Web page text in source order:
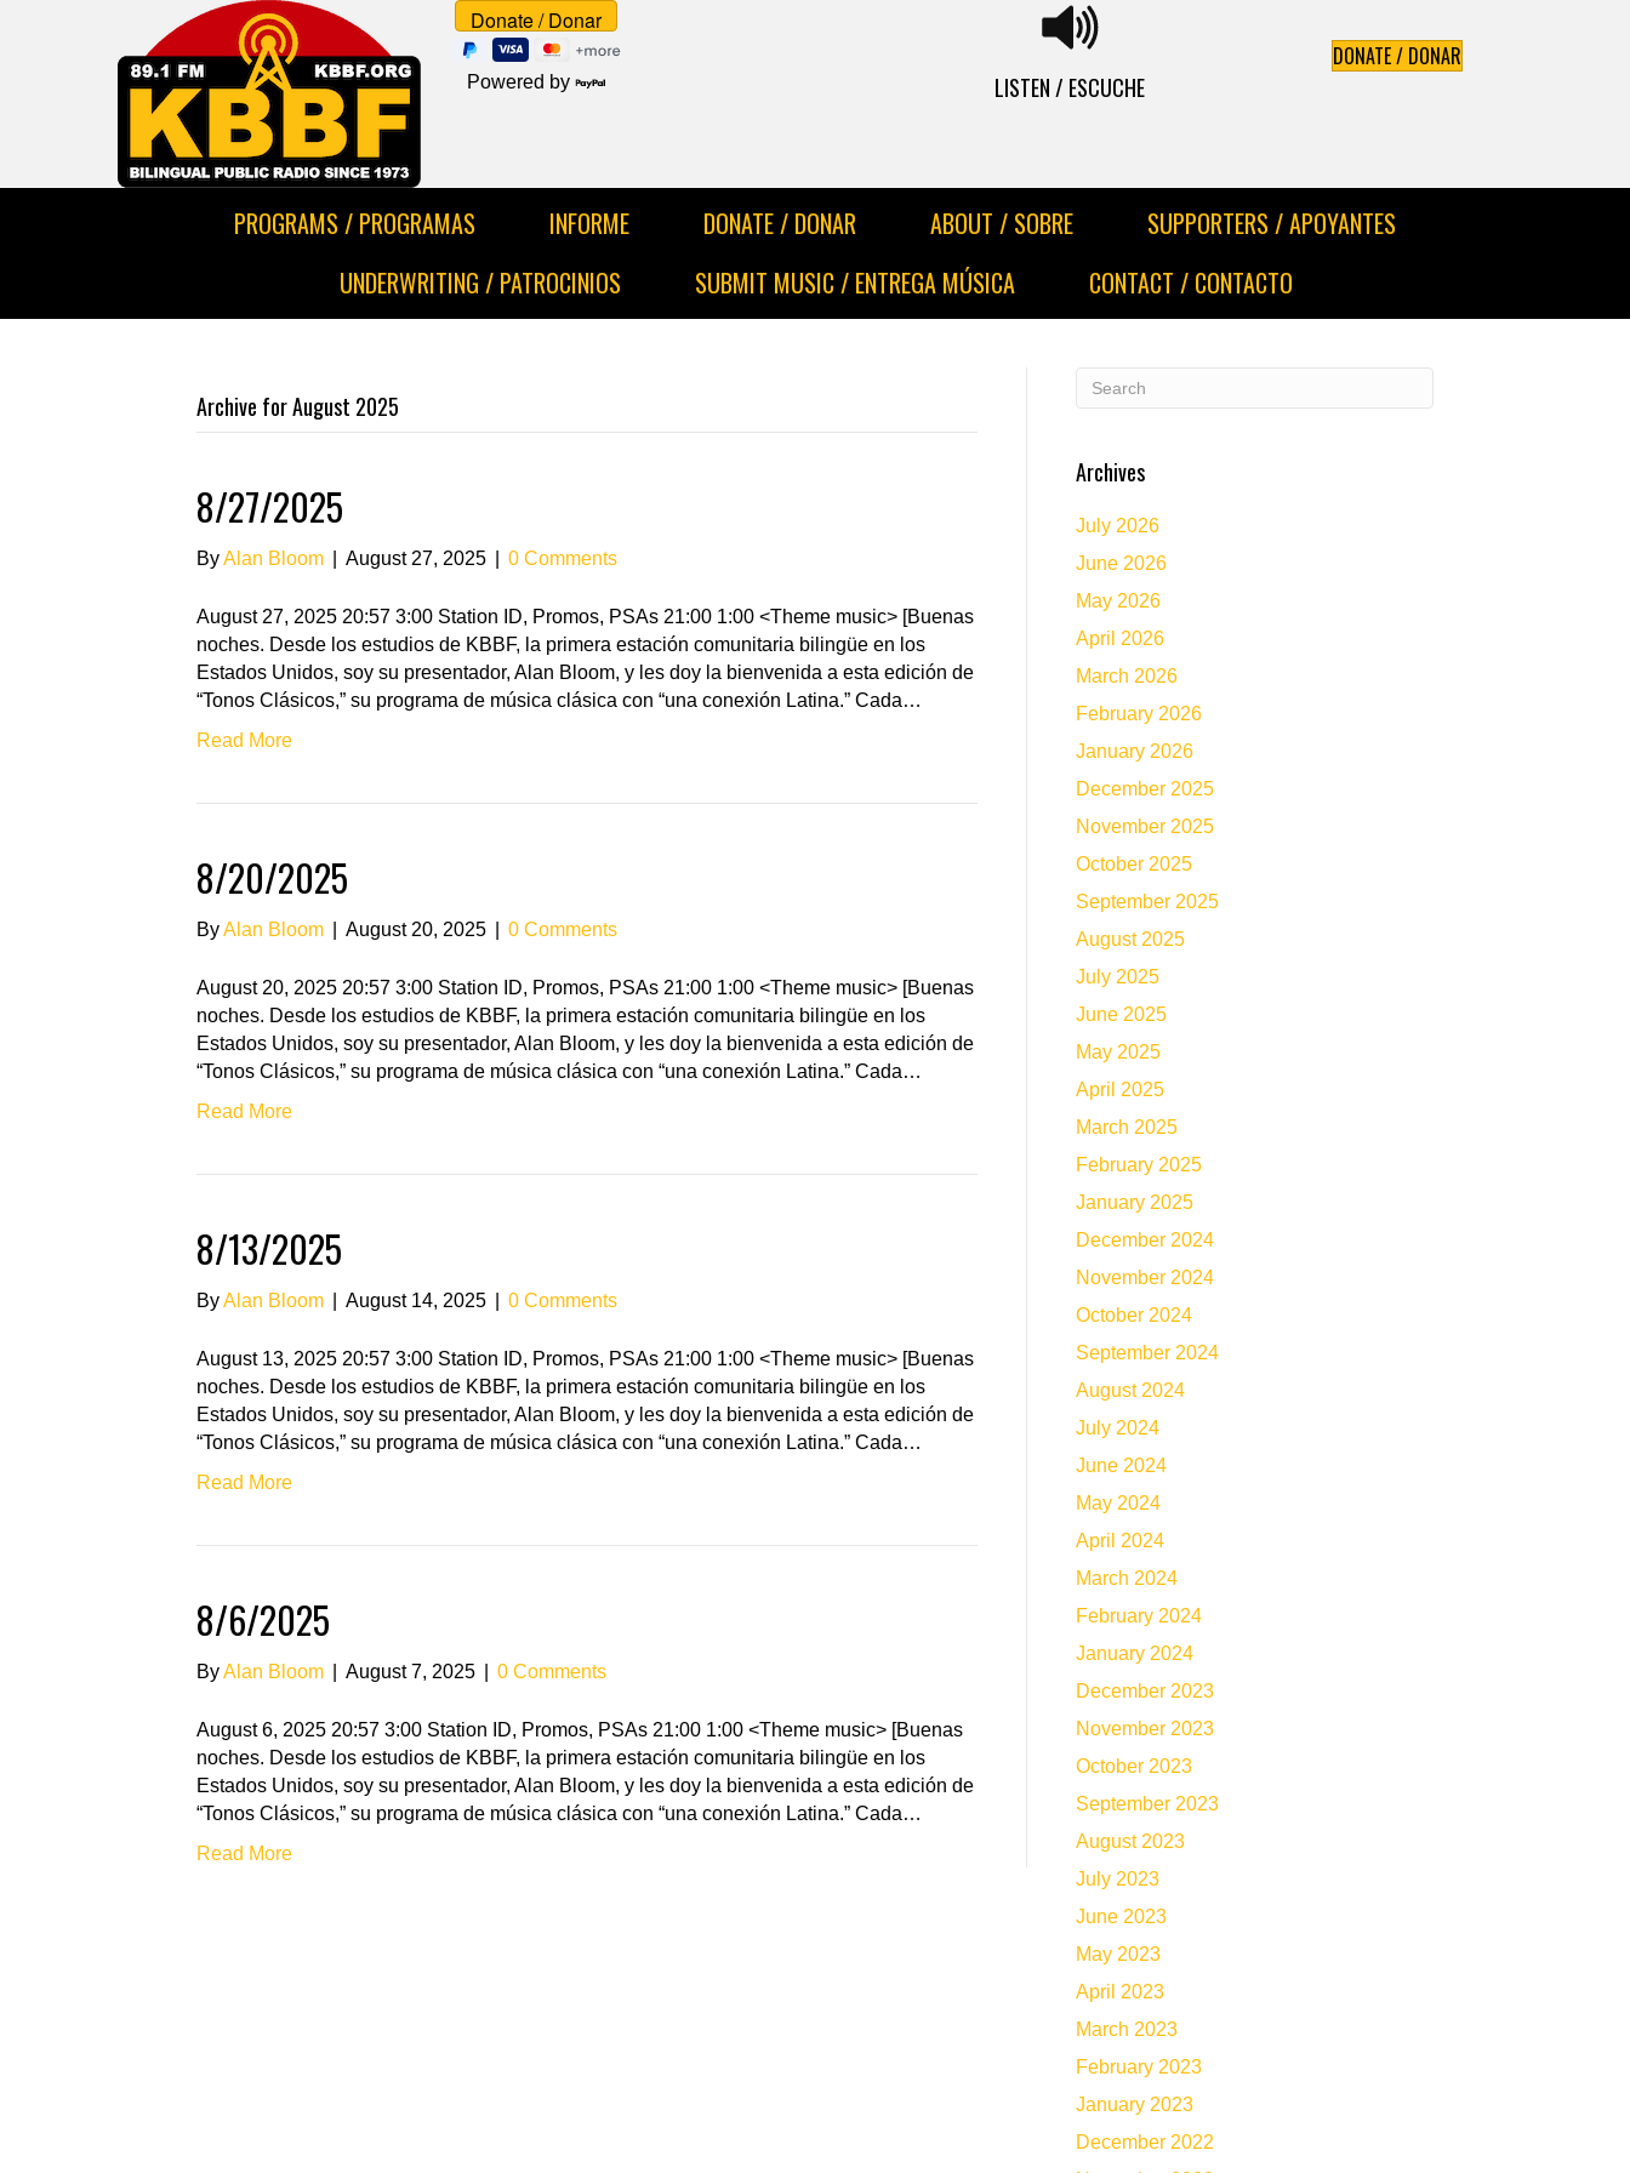
Powered by LISTEN / ESCUCHE
DONATE / DONAR
PROGRAMS / PROGRAMAS INFORME DONATE / DONAR ABOUT / SOBRE
SUPPORTERS / APOYANTES
UNDERWRITING / PATROCINIOS
SUBMIT MUSIC / ENTREGA MÚSICA CONTACT / CONTACTO
Archive for August 2025
8/27/2025
ByAlan Bloom August 27, 2025 0 Comments
August 27, 2025 20:57 3:00 Station ID, Promos, PSAs 21:00 1:00 <Theme music> [Buenas
noches. Desde los estudios de KBBF, la primera estación comunitaria bilingüe en los
Estados Unidos, soy su presentador, Alan Bloom, y les doy la bienvenida a esta edición de
“Tonos Clásicos,” su programa de música clásica con “una conexión Latina.” Cada…
Read More
8/20/2025
ByAlan Bloom August 20, 2025 0 Comments
August 20, 2025 20:57 3:00 Station ID, Promos, PSAs 21:00 1:00 <Theme music> [Buenas
noches. Desde los estudios de KBBF, la primera estación comunitaria bilingüe en los
Estados Unidos, soy su presentador, Alan Bloom, y les doy la bienvenida a esta edición de
“Tonos Clásicos,” su programa de música clásica con “una conexión Latina.” Cada…
Read More
8/13/2025
ByAlan Bloom August 14, 2025 0 Comments
August 13, 2025 20:57 3:00 Station ID, Promos, PSAs 21:00 1:00 <Theme music> [Buenas
noches. Desde los estudios de KBBF, la primera estación comunitaria bilingüe en los
Estados Unidos, soy su presentador, Alan Bloom, y les doy la bienvenida a esta edición de
“Tonos Clásicos,” su programa de música clásica con “una conexión Latina.” Cada…
Read More
8/6/2025
ByAlan Bloom August 7, 2025 0 Comments
August 6, 2025 20:57 3:00 Station ID, Promos, PSAs 21:00 1:00 <Theme music> [Buenas
noches. Desde los estudios de KBBF, la primera estación comunitaria bilingüe en los
Estados Unidos, soy su presentador, Alan Bloom, y les doy la bienvenida a esta edición de
“Tonos Clásicos,” su programa de música clásica con “una conexión Latina.” Cada…
Read More
Archives
July 2026
June 2026
May 2026
April 2026
March 2026
February 2026
January 2026
December 2025
November 2025
October 2025
September 2025
August 2025
July 2025
June 2025
May 2025
April 2025
March 2025
February 2025
January 2025
December 2024
November 2024
October 2024
September 2024
August 2024
July 2024
June 2024
May 2024
April 2024
March 2024
February 2024
January 2024
December 2023
November 2023
October 2023
September 2023
August 2023
July 2023
June 2023
May 2023
April 2023
March 2023
February 2023
January 2023
December 2022